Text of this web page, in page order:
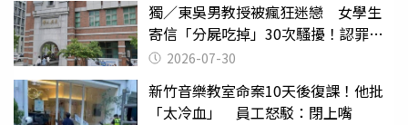
獨／東吳男教授被瘋狂迷戀 女學生
寄信「分屍吃掉」30次騷擾！認罪免
關 2026-07-30
新竹音樂教室命案10天後復課！他批
「太冷血」 員工怒駁：閉上嘴